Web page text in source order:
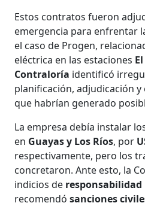
Estos contratos fueron
emergencia para enfrentar
el caso de Progen,
eléctrica en las estaciones
Contraloría identificó
planificación, adjudicación
que habrían generado
La empresa debía instalar
en Guayas y Los Ríos, por
respectivamente, pero los
concretaron. Ante esto, la
indicios de responsabilidad
recomendósanciones